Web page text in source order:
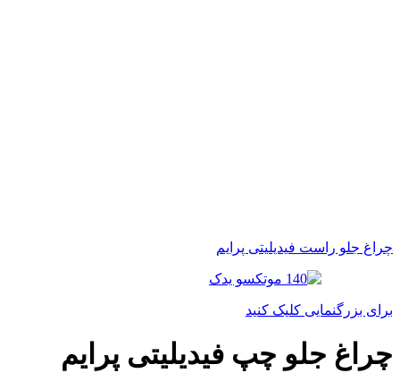
چراغ جلو راست فیدیلیتی پرایم
برای بزرگنمایی کلیک کنید
چراغ جلو چپ فیدیلیتی پرایم